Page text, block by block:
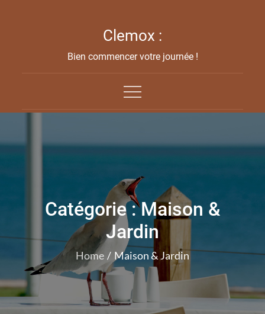
Clemox :
Bien commencer votre journée !
Catégorie :Maison &
Jardin
Home Maison & Jardin